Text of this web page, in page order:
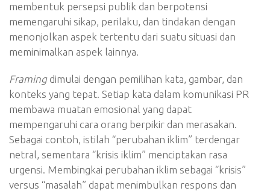
membentuk persepsi publik dan berpotensi
memengaruhi sikap, perilaku, dan tindakan dengan
menonjolkan aspek tertentu dari suatu situasi dan
meminimalkan aspek lainnya.
Framing dimulai dengan pemilihan kata, gambar, dan
konteks yang tepat. Setiap kata dalam komunikasi PR
membawa muatan emosional yang dapat
mempengaruhi cara orang berpikir dan merasakan.
Sebagai contoh, istilah “perubahan iklim” terdengar
netral, sementara “krisis iklim” menciptakan rasa
urgensi. Membingkai perubahan iklim sebagai “krisis”
versus “masalah” dapat menimbulkan respons dan